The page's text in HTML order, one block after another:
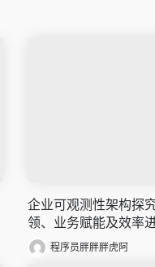
企业可观测性架构探
领、业务赋能及效率
程序员胖胖胖虎阿